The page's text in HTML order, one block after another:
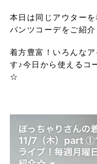
本日は同じアウター
パンツコーデをご紹介
着方豊富！いろんな
す♪今日から使えるコ
☆